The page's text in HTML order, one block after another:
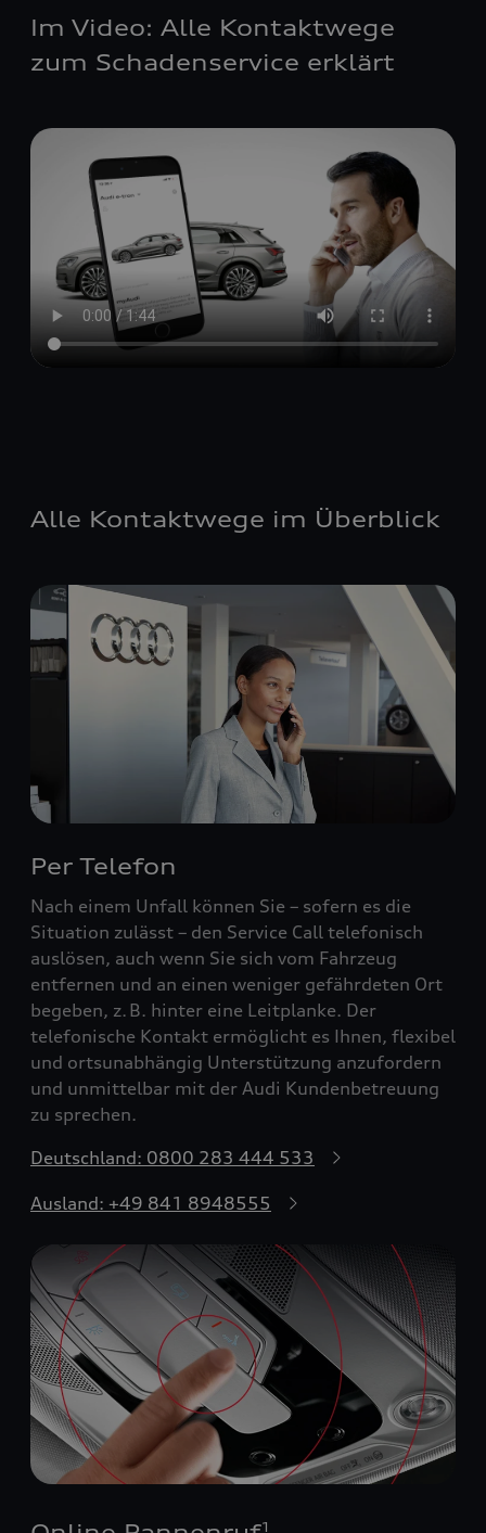
Im Video: Alle Kontaktwege
zum Schadenservice erklärt
Alle Kontaktwege im Überblick
Per Telefon
Nach einem Unfall können Sie – sofern es die
Situation zulässt – den Service Call telefonisch
auslösen, auch wenn Sie sich vom Fahrzeug
entfernen und an einen weniger gefährdeten Ort
begeben, z. B. hinter eine Leitplanke. Der
telefonische Kontakt ermöglicht es Ihnen, flexibel
und ortsunabhängig Unterstützung anzufordern
und unmittelbar mit der Audi Kundenbetreuung
zu sprechen.
Deutschland: 0800 283 444 533
Ausland: +49 841 8948555
1